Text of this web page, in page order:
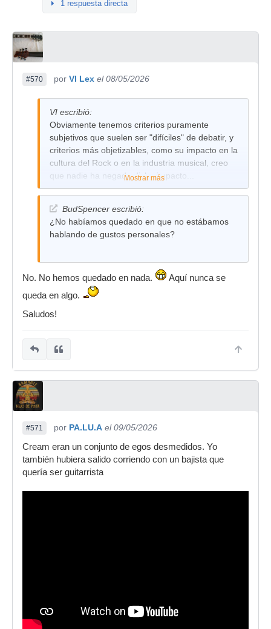
1 respuesta directa
#570 por VI Lex el 08/05/2026
VI escribió:
Obviamente tenemos criterios puramente
subjetivos que suelen ser "difíciles" de debatir, y
criterios más objetizables, como su impacto en la
cultura del Rock o en la industria musical, creo
que nadie ha negado dicho impacto...
Pero como guitarrista...
Mostrar más
BudSpencer escribió:
¿No habíamos quedado en que no estábamos
hablando de gustos personales?
No. No hemos quedado en nada.
Aquí nunca se
queda en algo.
Saludos!
#571 por PA.LU.A el 09/05/2026
Cream eran un conjunto de egos desmedidos. Yo
también hubiera salido corriendo con un bajista que
quería ser guitarrista